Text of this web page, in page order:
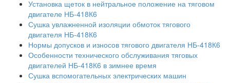
Установка щеток в нейтральное положение на тяговом
двигателе НБ-418К6
Сушка увлажненной изоляции обмоток тягового
двигателя НБ-418К6
Нормы допусков и износов тягового двигателя НБ-418К6
Особенности технического обслуживания тяговых
двигателей НБ-418К6 в зимнее время
Сушка вспомогательных электрических машин